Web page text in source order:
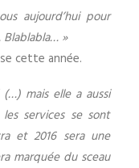
aujourd’hui pour
»
cette année.
(…) mais elle a aussi
services se sont
et 2016 sera une
marquée du sceau